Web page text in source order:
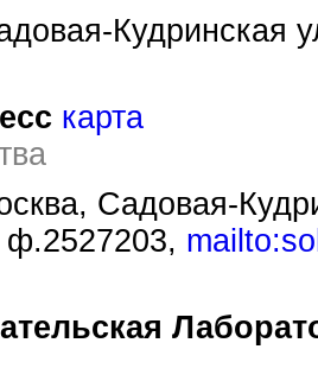
Кудринская
карта
Садовая-
ф.2527203,